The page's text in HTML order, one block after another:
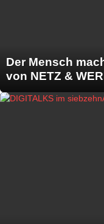
Der Mensch
von NETZ &